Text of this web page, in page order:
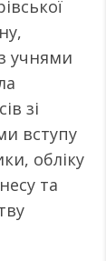
з учнями
зі
вступу
обліку
та